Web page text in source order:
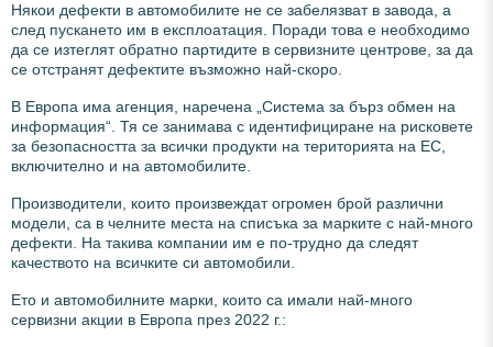
Някои дефекти в автомобилите не се забелязват в завода, а
след пускането им в експлоатация. Поради това е необходимо
да се изтеглят обратно партидите в сервизните центрове, за да
се отстранят дефектите възможно най-скоро.
В Европа има агенция, наречена „Система за бърз обмен на
информация“. Тя се занимава с идентифициране на рисковете
за безопасността за всички продукти на територията на ЕС,
включително и на автомобилите.
Производители, които произвеждат огромен брой различни
модели, са в челните места на списъка за марките с най-много
дефекти. На такива компании им е по-трудно да следят
качеството на всичките си автомобили.
Ето и автомобилните марки, които са имали най-много
сервизни акции в Европа през 2022 г.: